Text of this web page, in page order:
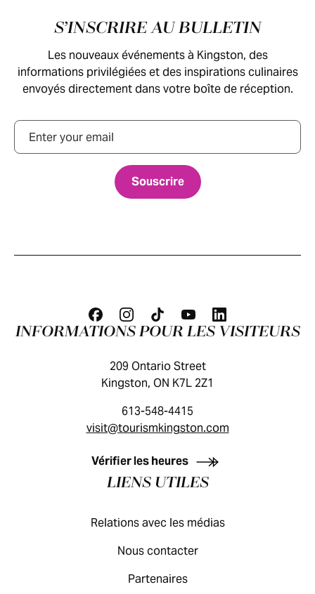
Pied de pageS’INSCRIRE AU BULLETIN
Les nouveaux événements à Kingston, des
informations privilégiées et des inspirations culinaires
envoyés directement dans votre boîte de réception.
Courriel
GUIDE DES VISITEURS
INFORMATIONS POUR LES VISITEURS
209 Ontario Street
Kingston, ON K7L 2Z1
613-548-4415
visit@tourismkingston.com
Vérifier les heures
LIENS UTILES
Relations avec les médias
Nous contacter
Partenaires